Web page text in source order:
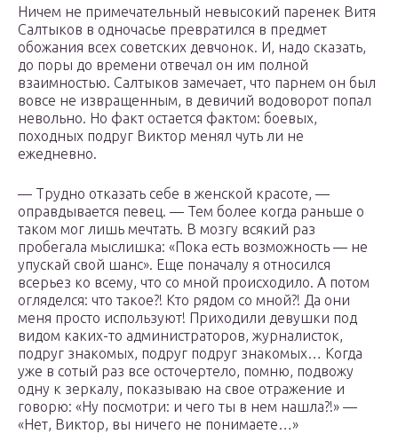
Ничем не примечательный невысокий паренек Витя
Салтыков в одночасье превратился в предмет
обожания всех советских девчонок. И, надо сказать,
до поры до времени отвечал он им полной
взаимностью. Салтыков замечает, что парнем он был
вовсе не извращенным, в девичий водоворот попал
невольно. Но факт остается фактом: боевых,
походных подруг Виктор менял чуть ли не
ежедневно.
— Трудно отказать себе в женской красоте, —
оправдывается певец. — Тем более когда раньше о
таком мог лишь мечтать. В мозгу всякий раз
пробегала мыслишка: «Пока есть возможность — не
упускай свой шанс». Еще поначалу я относился
всерьез ко всему, что со мной происходило. А потом
огляделся: что такое?! Кто рядом со мной?! Да они
меня просто используют! Приходили девушки под
видом каких-то администраторов, журналисток,
подруг знакомых, подруг подруг знакомых… Когда
уже в сотый раз все осточертело, помню, подвожу
одну к зеркалу, показываю на свое отражение и
говорю: «Ну посмотри: и чего ты в нем нашла?!» —
«Нет, Виктор, вы ничего не понимаете…»